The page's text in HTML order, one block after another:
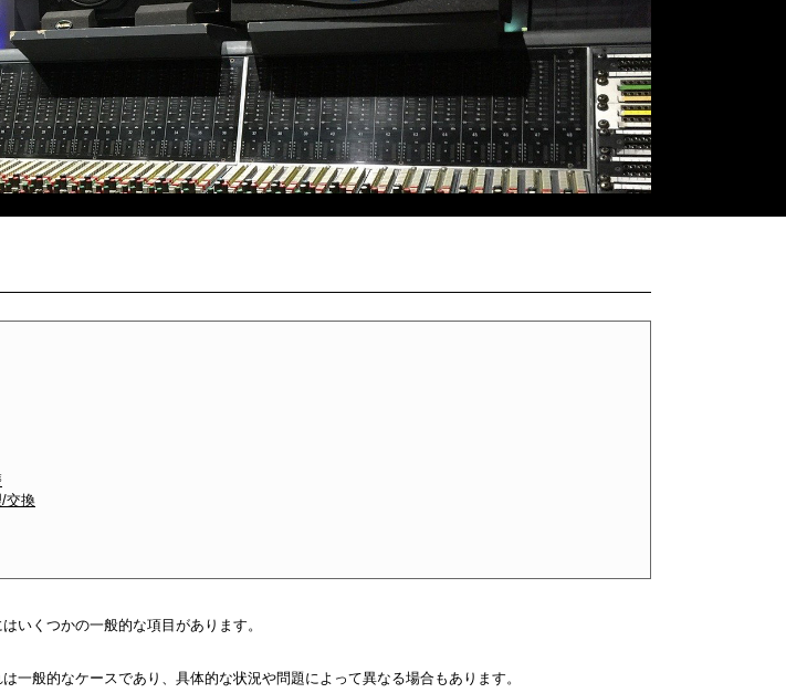
交換
いくつかの一般的な項目があります。
一般的なケースであり、具体的な状況や問題によって異なる場合もあります。